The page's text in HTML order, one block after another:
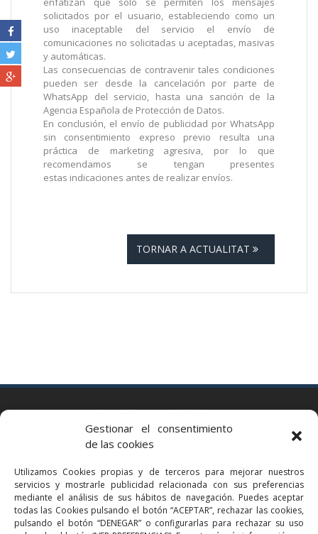
Gestionar el consentimiento
de las cookies
Utilizamos Cookies propias y de terceros para mejorar nuestros
servicios y mostrarle publicidad relacionada con sus preferencias
mediante el análisis de sus hábitos de navegación. Puedes aceptar
todas las Cookies pulsando el botón “ACEPTAR”, rechazar las cookies,
pulsando el botón “DENEGAR” o configurarlas para rechazar su uso
solicitados por el usuario, estableciendo como un
uso inaceptable del servicio el envío de
comunicaciones no solicitadas u aceptadas, masivas
y automáticas.
Las consecuencias de contravenir tales condiciones
pueden ser desde la cancelación por parte de
WhatsApp del servicio, hasta una sanción de la
Agencia Española de Protección de Datos.
En conclusión, el envío de publicidad por WhatsApp
sin consentimiento expreso previo resulta una
práctica de marketing agresiva, por lo que
recomendamos se tengan presentes
estas indicaciones antes de realizar envíos.
TORNAR A ACTUALITAT
Via Augusta 2 bis, 3º, 08006 Barcelona
bcn@bellavistalegal.eu
GRANOLLERS
C/ Sant Jaume, 16 1r, 08401 Granollers (Bcn)
+34 93 860 39 60